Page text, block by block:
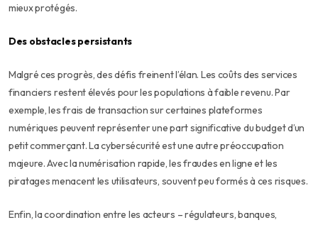
mieux protégés.
Des obstacles persistants
Malgré ces progrès, des défis freinent l’élan. Les coûts des services
financiers restent élevés pour les populations à faible revenu. Par
exemple, les frais de transaction sur certaines plateformes
numériques peuvent représenter une part significative du budget d’un
petit commerçant. La cybersécurité est une autre préoccupation
majeure. Avec la numérisation rapide, les fraudes en ligne et les
piratages menacent les utilisateurs, souvent peu formés à ces risques.
Enfin, la coordination entre les acteurs – régulateurs, banques,